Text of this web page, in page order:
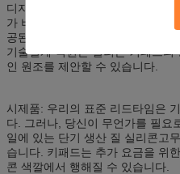
디자인을 해방하십시오: 우리의
가 비용 없이 만드는 3D를 포함합
공된 견본에서 키패드를 추가 비
기술설계 직원은 실리콘 키패드
인 원조를 제안할 수 있습니다.
시제품: 우리의 표준 리드타임은
다. 그러나, 당신이 무언가를 필요
일에 있는 단기 생산 질 실리콘고
습니다. 키패드는 추가 요금을 위
콘 색깔에서 행해질 수 있습니다.